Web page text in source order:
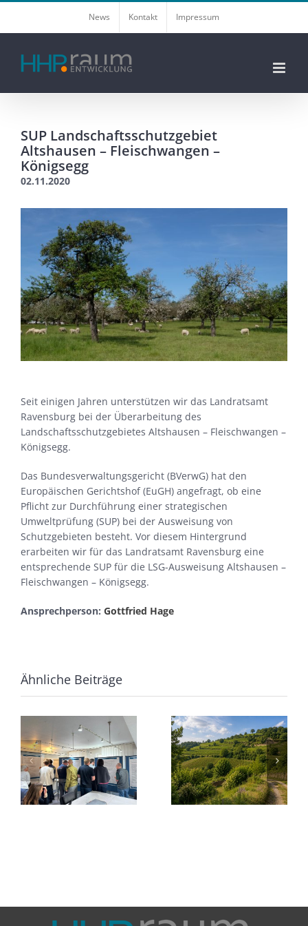
Zum
springen
News Kontakt Impressum
SUP Landschaftsschutzgebiet
Altshausen – Fleischwangen –
Königsegg
02.11.2020
Seit einigen Jahren unterstützen wir das Landratsamt
Ravensburg bei der Überarbeitung des
Landschaftsschutzgebietes Altshausen – Fleischwangen –
Königsegg.
Das Bundesverwaltungsgericht (BVerwG) hat den
Europäischen Gerichtshof (EuGH) angefragt, ob eine
Pflicht zur Durchführung einer strategischen
Umweltprüfung (SUP) bei der Ausweisung von
Schutzgebieten besteht. Vor diesem Hintergrund
erarbeiten wir für das Landratsamt Ravensburg eine
entsprechende SUP für die LSG-Ausweisung Altshausen –
Fleischwangen – Königsegg.
Ansprechperson: Gottfried Hage
Ähnliche Beiträge